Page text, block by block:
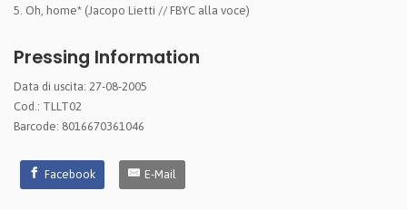
5. Oh, home* (Jacopo Lietti // FBYC alla voce)
Pressing Information
Data di uscita: 27-08-2005
Cod.: TLLT02
Barcode: 8016670361046
Facebook E-Mail